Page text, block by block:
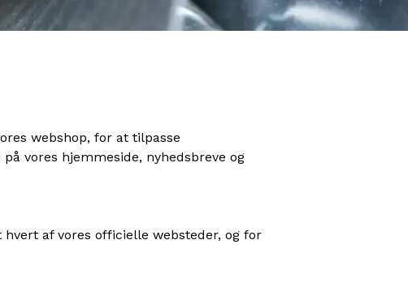
webshop, for at tilpasse
vores hjemmeside, nyhedsbreve og
af vores officielle websteder, og for